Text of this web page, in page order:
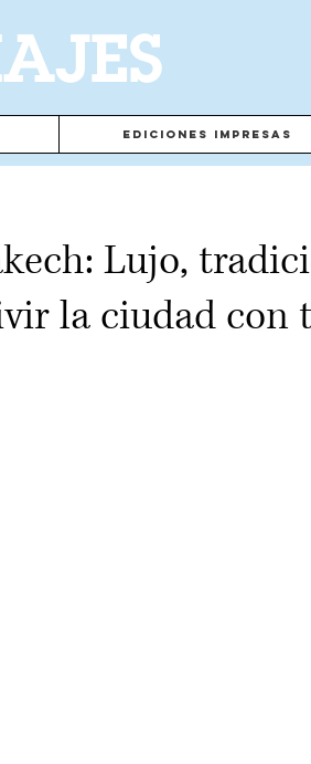
Ediciones Impresas
Lujo,
la ciudad con